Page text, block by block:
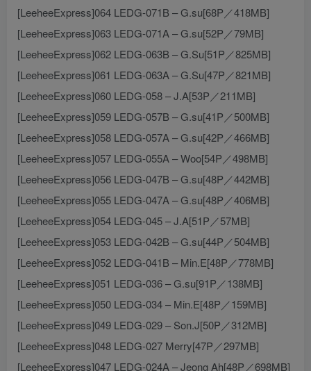
[LeeheeExpress]064 LEDG-071B – G.su[68P／418MB]
[LeeheeExpress]063 LEDG-071A – G.su[52P／79MB]
[LeeheeExpress]062 LEDG-063B – G.Su[51P／825MB]
[LeeheeExpress]061 LEDG-063A – G.Su[47P／821MB]
[LeeheeExpress]060 LEDG-058 – J.A[53P／211MB]
[LeeheeExpress]059 LEDG-057B – G.su[41P／500MB]
[LeeheeExpress]058 LEDG-057A – G.su[42P／466MB]
[LeeheeExpress]057 LEDG-055A – Woo[54P／498MB]
[LeeheeExpress]056 LEDG-047B – G.su[48P／442MB]
[LeeheeExpress]055 LEDG-047A – G.su[48P／406MB]
[LeeheeExpress]054 LEDG-045 – J.A[51P／57MB]
[LeeheeExpress]053 LEDG-042B – G.su[44P／504MB]
[LeeheeExpress]052 LEDG-041B – Min.E[48P／778MB]
[LeeheeExpress]051 LEDG-036 – G.su[91P／138MB]
[LeeheeExpress]050 LEDG-034 – Min.E[48P／159MB]
[LeeheeExpress]049 LEDG-029 – Son.J[50P／312MB]
[LeeheeExpress]048 LEDG-027 Merry[47P／297MB]
[LeeheeExpress]047 LEDG-024A – Jeong Ah[48P／698MB]